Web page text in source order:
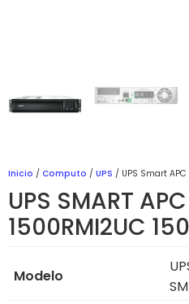
Inicio / Computo / UPS / UPS Smart APC
UPS SMART
1500RMI2UC
Modelo